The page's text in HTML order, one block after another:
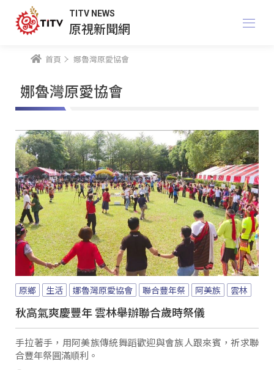
TITV NEWS
原視新聞網
首頁 娜魯灣原愛協會
娜魯灣原愛協會
原鄉 生活 娜魯灣原愛協會 聯合豐年祭 阿美族 雲林
秋高氣爽慶豐年 雲林舉辦聯合歲時祭儀
手拉著手，用阿美族傳統舞蹈歡迎與會族人跟來賓，祈求聯
合豐年祭圓滿順利。